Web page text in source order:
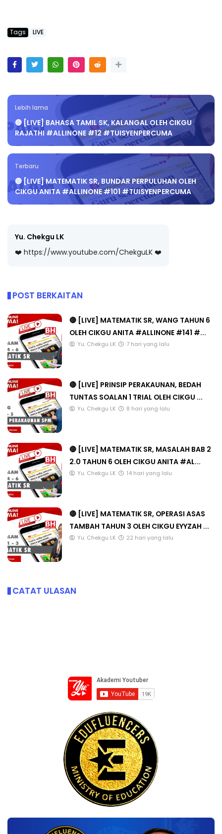
Tags LIVE
Lebih lama
🔴 [LIVE] BAHASA TAMIL SK, KALANGAL OLEH CIKGU
RAJATHI #ALLINONE #12 #TUISYENPERCUMA
Terbaru
🔴 [LIVE] MATEMATIK SR, BUNDAR PERPULUHAN OLEH
CIKGU ANITA #ALLINONE #101 #TUISYENPERCUMA
Yu. Chekgu LK
❤️ https://www.youtube.com/ChekguLK ❤️
POST BERKAITAN
🔴 [LIVE] MATEMATIK SR, WANG TAHUN 6
OLEH CIKGU ANITA #ALLINONE #141 #...
Yu. Chekgu LK 7 hari yang lalu
🔴 [LIVE] PRINSIP PERAKAUNAN, BEDAH
TUNTAS SOALAN 1 TRIAL OLEH CIKGU ...
Yu. Chekgu LK 8 hari yang lalu
🔴 [LIVE] MATEMATIK SR, MASALAH BAB 2
2.0 TAHUN 6 OLEH CIKGU ANITA #AL...
Yu. Chekgu LK 14 hari yang lalu
🔴 [LIVE] MATEMATIK SR, OPERASI ASAS
TAMBAH TAHUN 3 OLEH CIKGU EYYZAH ...
Yu. Chekgu LK 22 hari yang lalu
CATAT ULASAN